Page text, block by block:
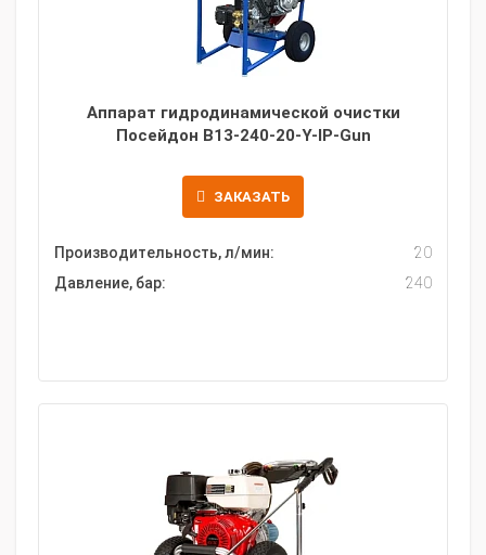
Аппарат гидродинамической очистки
Посейдон B13-240-20-Y-IP-Gun
ЗАКАЗАТЬ
Производительность, л/мин:
20
Давление, бар:
240